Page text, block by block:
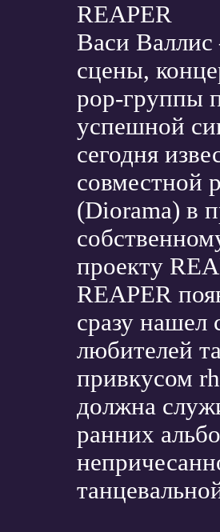
REAPER
Васи
сцены,
pop-группы
успешной
сегодня
совместной
(Diorama) в
проекту
REAPER
сразу нашел
любителей
привкусом
должна
ранних